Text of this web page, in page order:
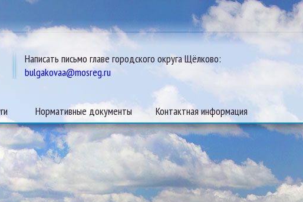
Написать письмо главе городского округа Щёлково:
bulgakovaa@mosreg.ru
Нормативные документы Контактная информация